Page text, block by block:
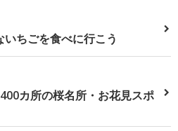
ちごを食べに行こう
カ所の桜名所・お花見スポ